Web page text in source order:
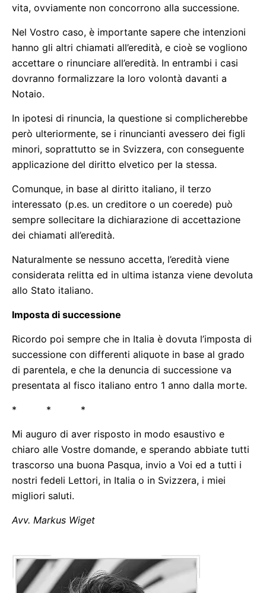
vita, ovviamente non concorrono alla successione.
Nel Vostro caso, è importante sapere che intenzioni
hanno gli altri chiamati all’eredità, e cioè se vogliono
accettare o rinunciare all’eredità. In entrambi i casi
dovranno formalizzare la loro volontà davanti a
Notaio.
In ipotesi di rinuncia, la questione si complicherebbe
però ulteriormente, se i rinuncianti avessero dei figli
minori, soprattutto se in Svizzera, con conseguente
applicazione del diritto elvetico per la stessa.
Comunque, in base al diritto italiano, il terzo
interessato (p.es. un creditore o un coerede) può
sempre sollecitare la dichiarazione di accettazione
dei chiamati all’eredità.
Naturalmente se nessuno accetta, l’eredità viene
considerata relitta ed in ultima istanza viene devoluta
allo Stato italiano.
Imposta di successione
Ricordo poi sempre che in Italia è dovuta l’imposta di
successione con differenti aliquote in base al grado
di parentela, e che la denuncia di successione va
presentata al fisco italiano entro 1 anno dalla morte.
* * *
Mi auguro di aver risposto in modo esaustivo e
chiaro alle Vostre domande, e sperando abbiate tutti
trascorso una buona Pasqua, invio a Voi ed a tutti i
nostri fedeli Lettori, in Italia o in Svizzera, i miei
migliori saluti.
Avv. Markus Wiget